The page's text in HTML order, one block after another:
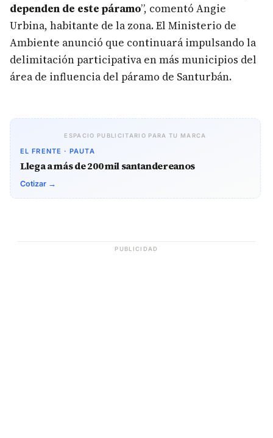
dependen de este páramo”, comentó Angie
Urbina, habitante de la zona. El Ministerio de
Ambiente anunció que continuará impulsando la
delimitación participativa en más municipios del
área de influencia del páramo de Santurbán.
ESPACIO PUBLICITARIO PARA TU MARCA
EL FRENTE · PAUTA
Llega a más de 200 mil santandereanos
Cotizar →
PUBLICIDAD